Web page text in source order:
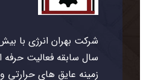
شرکت بهران انرژی با
سال سابقه فعالیت حرفه
زمینه عایق های حرارتی و